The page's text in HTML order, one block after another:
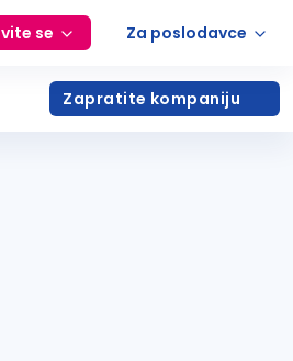
se Za poslodavce
Zapratite kompaniju